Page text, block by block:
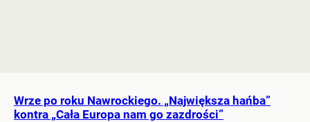
Wrze po roku Nawrockiego. „Największa hańba”
kontra „Cała Europa nam go zazdrości”